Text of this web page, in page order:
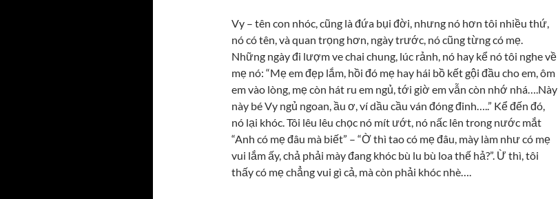
Vy – tên con nhóc, cũng là đứa bụi đời, nhưng nó hơn tôi nhiều thứ,
nó có tên, và quan trọng hơn, ngày trước, nó cũng từng có mẹ.
Những ngày đi lượm ve chai chung, lúc rảnh, nó hay kể nó tôi nghe về
mẹ nó: “Mẹ em đẹp lắm, hồi đó mẹ hay hái bồ kết gội đầu cho em, ôm
em vào lòng, mẹ còn hát ru em ngủ, tới giờ em vẫn còn nhớ nhá….Này
này bé Vy ngủ ngoan, ầu ơ, ví dầu cầu ván đóng đinh…..” Kể đến đó,
nó lại khóc. Tôi lêu lêu chọc nó mít ướt, nó nấc lên trong nước mắt
“Anh có mẹ đâu mà biết” – “Ờ thì tao có mẹ đâu, mày làm như có mẹ
vui lắm ấy, chả phải mày đang khóc bù lu bù loa thế hả?”. Ừ thì, tôi
thấy có mẹ chẳng vui gì cả, mà còn phải khóc nhè….